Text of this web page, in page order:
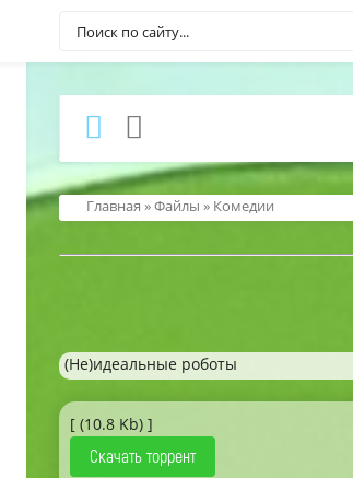
Главная »Файлы » Комедии
(Не)идеальные роботы
[ (10.8 Kb) ]
Скачать торрент